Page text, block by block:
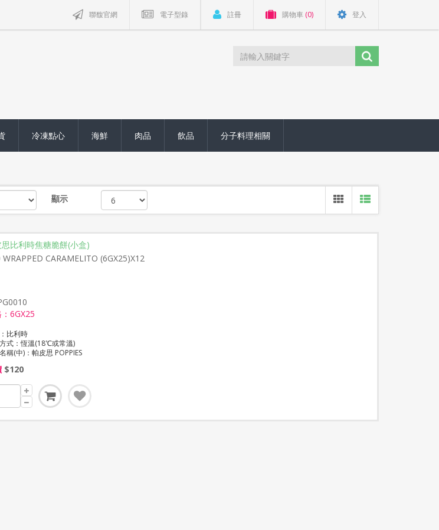
聯馥官網 電子型錄 註冊 購物車 (0) 登入
冷凍點心 海鮮 肉品 飲品 分子料理相關
顯示
比利時焦糖脆餅(小盒)
CARAMELITO (6GX25)X12
6GX25
比利時
式：恆溫(18℃或常溫)
$120